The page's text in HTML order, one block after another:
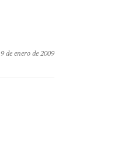
9 de enero de 2009